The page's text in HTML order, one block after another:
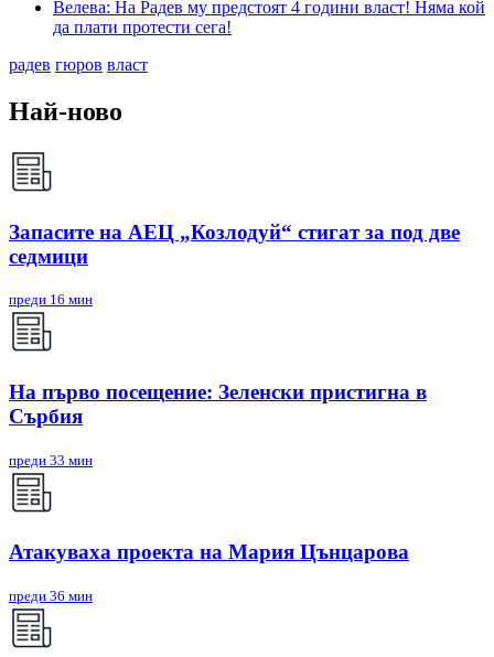
Велева: На Радев му предстоят 4 години власт! Няма кой
да плати протести сега!
радев гюров власт
Най-ново
Запасите на АЕЦ „Козлодуй“ стигат за под две
седмици
преди 16 мин
На първо посещение: Зеленски пристигна в
Сърбия
преди 33 мин
Атакуваха проекта на Мария Цънцарова
преди 36 мин